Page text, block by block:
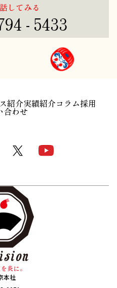
してみる
- 5433
紹介実績紹介コラム採用
合わせ
本社